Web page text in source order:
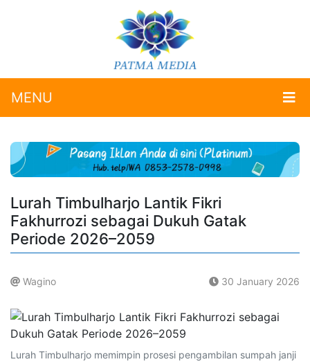
MENU
Lurah Timbulharjo Lantik Fikri
Fakhurrozi sebagai Dukuh Gatak
Periode 2026–2059
Wagino 30 January 2026
Lurah Timbulharjo memimpin prosesi pengambilan sumpah janji